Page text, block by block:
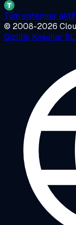
Tüm sistemler aktif
© 2008-2026
Gizlilik Koşullar